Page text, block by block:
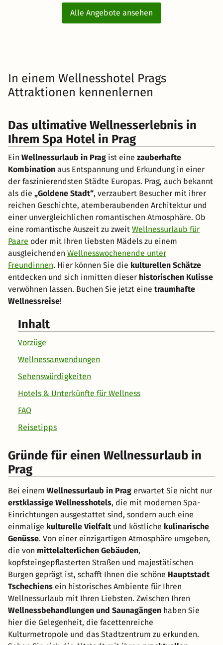
Alle Angebote ansehen
In einem Wellnesshotel Prags
Attraktionen kennenlernen
Das ultimative Wellnesserlebnis in
Ihrem Spa Hotel in Prag
Ein Wellnessurlaub in Prag ist eine zauberhafte
Kombination aus Entspannung und Erkundung in einer
der faszinierendsten Städte Europas. Prag, auch bekannt
als die „Goldene Stadt“, verzaubert Besucher mit ihrer
reichen Geschichte, atemberaubenden Architektur und
einer unvergleichlichen romantischen Atmosphäre. Ob
eine romantische Auszeit zu zweit Wellnessurlaub für
Paare oder mit Ihren liebsten Mädels zu einem
ausgleichenden Wellnesswochenende unter
Freundinnen. Hier können Sie die kulturellen Schätze
entdecken und sich inmitten dieser historischen Kulisse
verwöhnen lassen. Buchen Sie jetzt eine traumhafte
Wellnessreise!
Inhalt
Vorzüge
Wellnessanwendungen
Sehenswürdigkeiten
Hotels & Unterkünfte für Wellness
FAQ
Reisetipps
Gründe für einen Wellnessurlaub in
Prag
Bei einem Wellnessurlaub in Prag erwartet Sie nicht nur
erstklassige Wellnesshotels, die mit modernen Spa-
Einrichtungen ausgestattet sind, sondern auch eine
einmalige kulturelle Vielfalt und köstliche kulinarische
Genüsse. Von einer einzigartigen Atmosphäre umgeben,
die von mittelalterlichen Gebäuden,
kopfsteingepflasterten Straßen und majestätischen
Burgen geprägt ist, schafft Ihnen die schöne Hauptstadt
Tschechiens ein historisches Ambiente für Ihren
Wellnessurlaub mit Ihren Liebsten. Zwischen Ihren
Wellnessbehandlungen und Saunagängen haben Sie
hier die Gelegenheit, die facettenreiche
Kulturmetropole und das Stadtzentrum zu erkunden.